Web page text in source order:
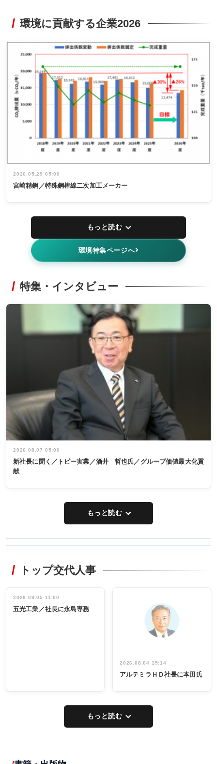
環境に貢献する企業2026
2026.05.29 05:00
宮崎精鋼／特殊鋼棒線二次加工メーカー
もっと読む
環境特集ページへ
特集・インタビュー
2026.08.07 05:00
新社長に聞く／トピー実業／酒井 哲也氏／グループ価値最大化貢
献
もっと読む
非鉄業界で
インタビュ
ー／社内ア
タックトレー
祝う 業界関
係者ら220人
出席
トップ交代人事
2026.08.05 11:00
五光工業／社長に永島専務
2026.08.04 15:14
アルテミラＨＤ社長に本田氏
もっと読む